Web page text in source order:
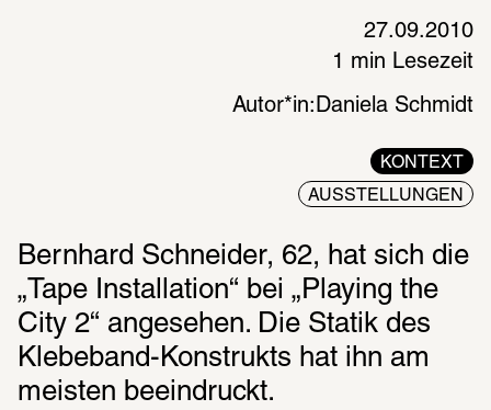
27.09.2010
1 min Lesezeit
Autor*in: Daniela Schmidt
KONTEXT
AUSSTELLUNGEN
Bernhard Schneider, 62, hat sich die
„Tape Installation“ bei „Playing the
City 2“ angesehen. Die Statik des
Klebeband-Konstrukts hat ihn am
meisten beeindruckt.